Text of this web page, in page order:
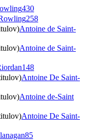
430
258
Antoine de Saint-
Antoine de Saint-
148
Antoine De Saint-
Antoine de-Saint
Antoine De Saint-
85